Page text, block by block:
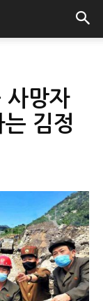
사망자
김정